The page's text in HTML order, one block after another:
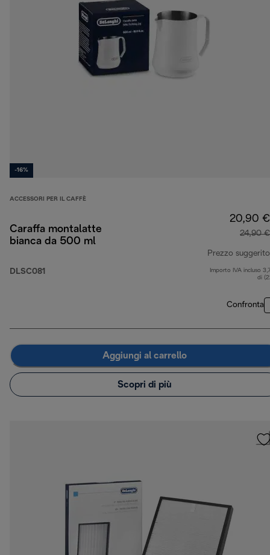
-16%
ACCESSORI PER IL CAFFÈ
Caraffa montalatte
bianca da 500 ml
DLSC081
20,90 €
24,90 €
Prezzo suggerito
Importo IVA incluso
di
Confronta
Aggiungi al carrello
Scopri di più